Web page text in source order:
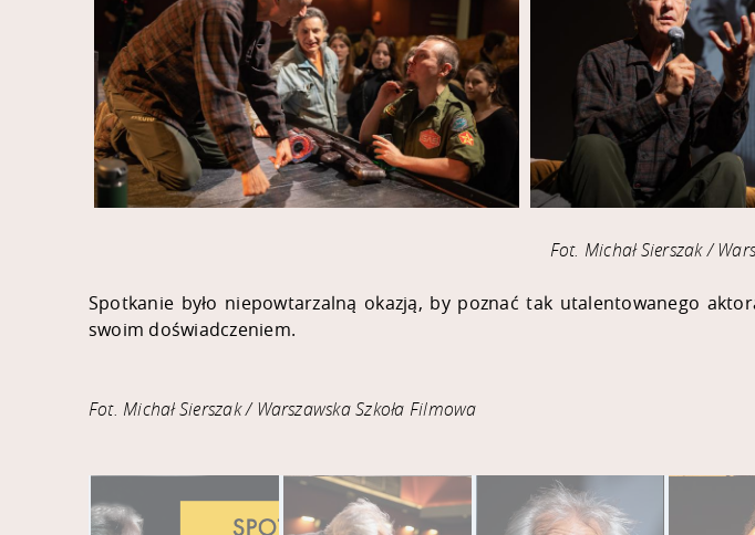
Fot. Michał Sierszak /
Spotkanie było niepowtarzalną okazją, by poznać tak utalentowanego
swoim doświadczeniem.
Fot. Michał Sierszak / Warszawska Szkoła Filmowa